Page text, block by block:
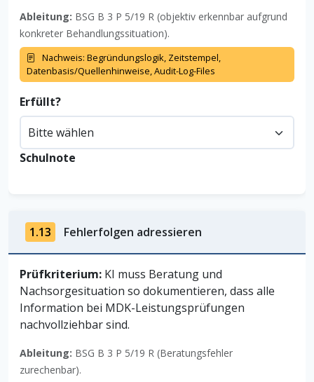
Ableitung: BSG B 3 P 5/19 R (objektiv erkennbar aufgrund
konkreter Behandlungssituation).
Nachweis: Begründungslogik, Zeitstempel,
Datenbasis/Quellenhinweise, Audit-Log-Files
Erfüllt?
Schulnote
1.13 Fehlerfolgen adressieren
Prüfkriterium: KI muss Beratung und
Nachsorgesituation so dokumentieren, dass alle
Information bei MDK-Leistungsprüfungen
nachvollziehbar sind.
Ableitung: BSG B 3 P 5/19 R (Beratungsfehler
zurechenbar).